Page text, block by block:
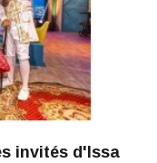
invités d'Issa